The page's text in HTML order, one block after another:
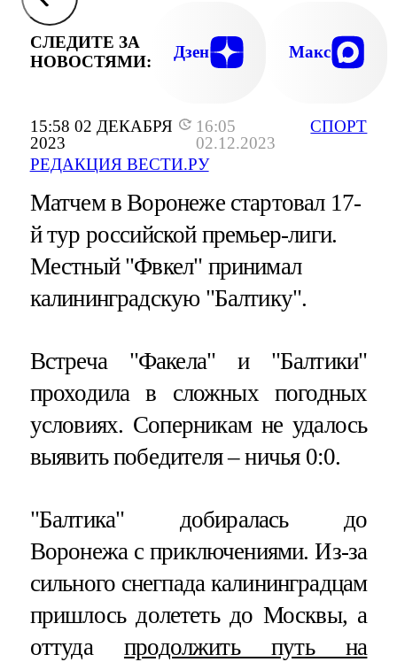
15:58 02 ДЕКАБРЯ
2023
16:05
02.12.2023
РЕДАКЦИЯ ВЕСТИ.РУ
СПОРТ
СЛЕДИТЕ ЗА
НОВОСТЯМИ:
Дзен Макс
Матчем в Воронеже стартовал 17-
й тур российской премьер-лиги.
Местный "Фвкел" принимал
калининградскую "Балтику".
Встреча "Факела" и "Балтики"
проходила в сложных погодных
условиях. Соперникам не удалось
выявить победителя – ничья 0:0.
"Балтика" добиралась до
Воронежа с приключениями. Из-за
сильного снегпада калининградцам
пришлось долететь до Москвы, а
оттуда продолжить путь на